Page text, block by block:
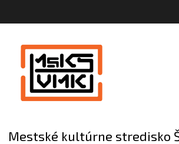
Mestské kultúrne stredisko